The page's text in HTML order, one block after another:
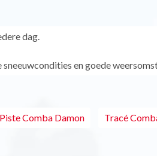
dag.
en goede
Piste Comba Damon Tracé